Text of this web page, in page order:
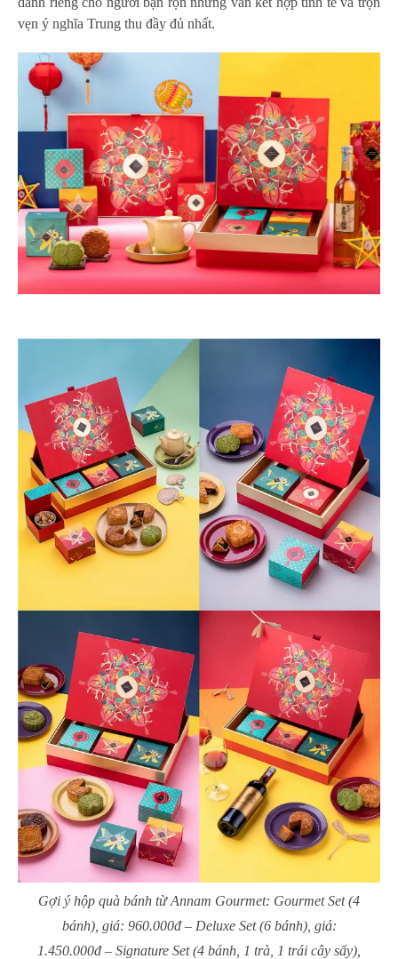
vẹn ý nghĩa Trung thu đầy đủ nhất.
Gợi ý hộp quà bánh từ Annam Gourmet: Gourmet Set (4
bánh), giá: 960.000đ – Deluxe Set (6 bánh), giá:
1.450.000đ – Signature Set (4 bánh, 1 trà, 1 trái cây sấy),